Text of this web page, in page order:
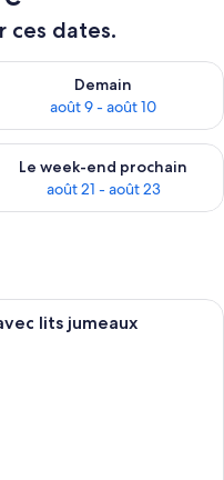
ces dates.
8 - août 9
Demain
août 9 - août 10
la disponibilité pour
end août 14 - août 16
Le week-end prochain
août 21 - août 23
la disponibilité pour
chambre d’hôtel avec un lit,
lits jumeaux